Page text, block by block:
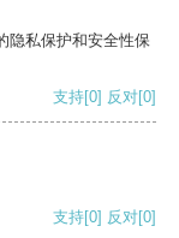
隐私保护和安全性保
支持[0] 反对[0]
支持[0] 反对[0]